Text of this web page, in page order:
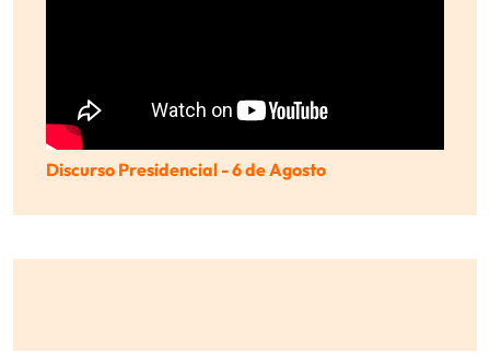
Discurso Presidencial - 6 de Agosto